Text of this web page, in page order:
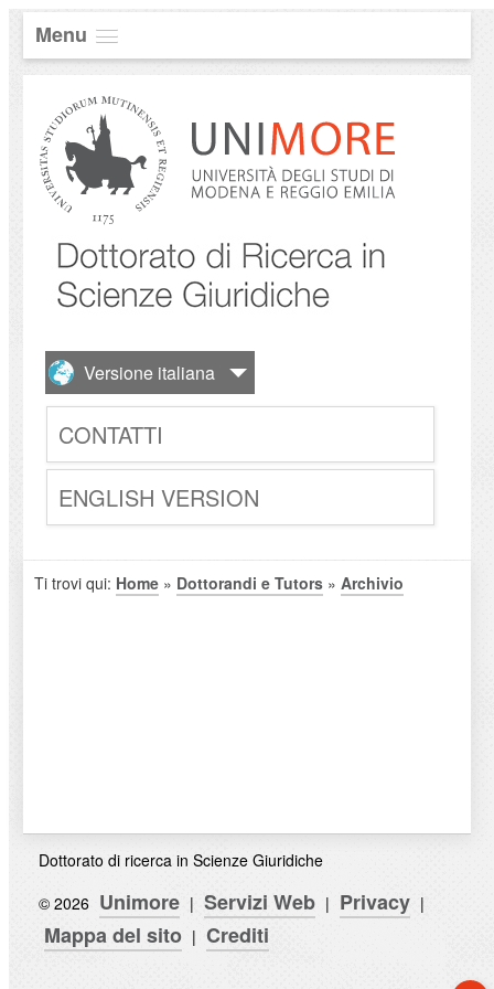
Menu
CONTATTI
ENGLISH VERSION
Ti trovi qui: Home» Dottorandi e Tutors» Archivio
Dottorato di ricerca in Scienze Giuridiche
© 2026 Unimore | Servizi Web | Privacy |
Mappa del sito | Crediti